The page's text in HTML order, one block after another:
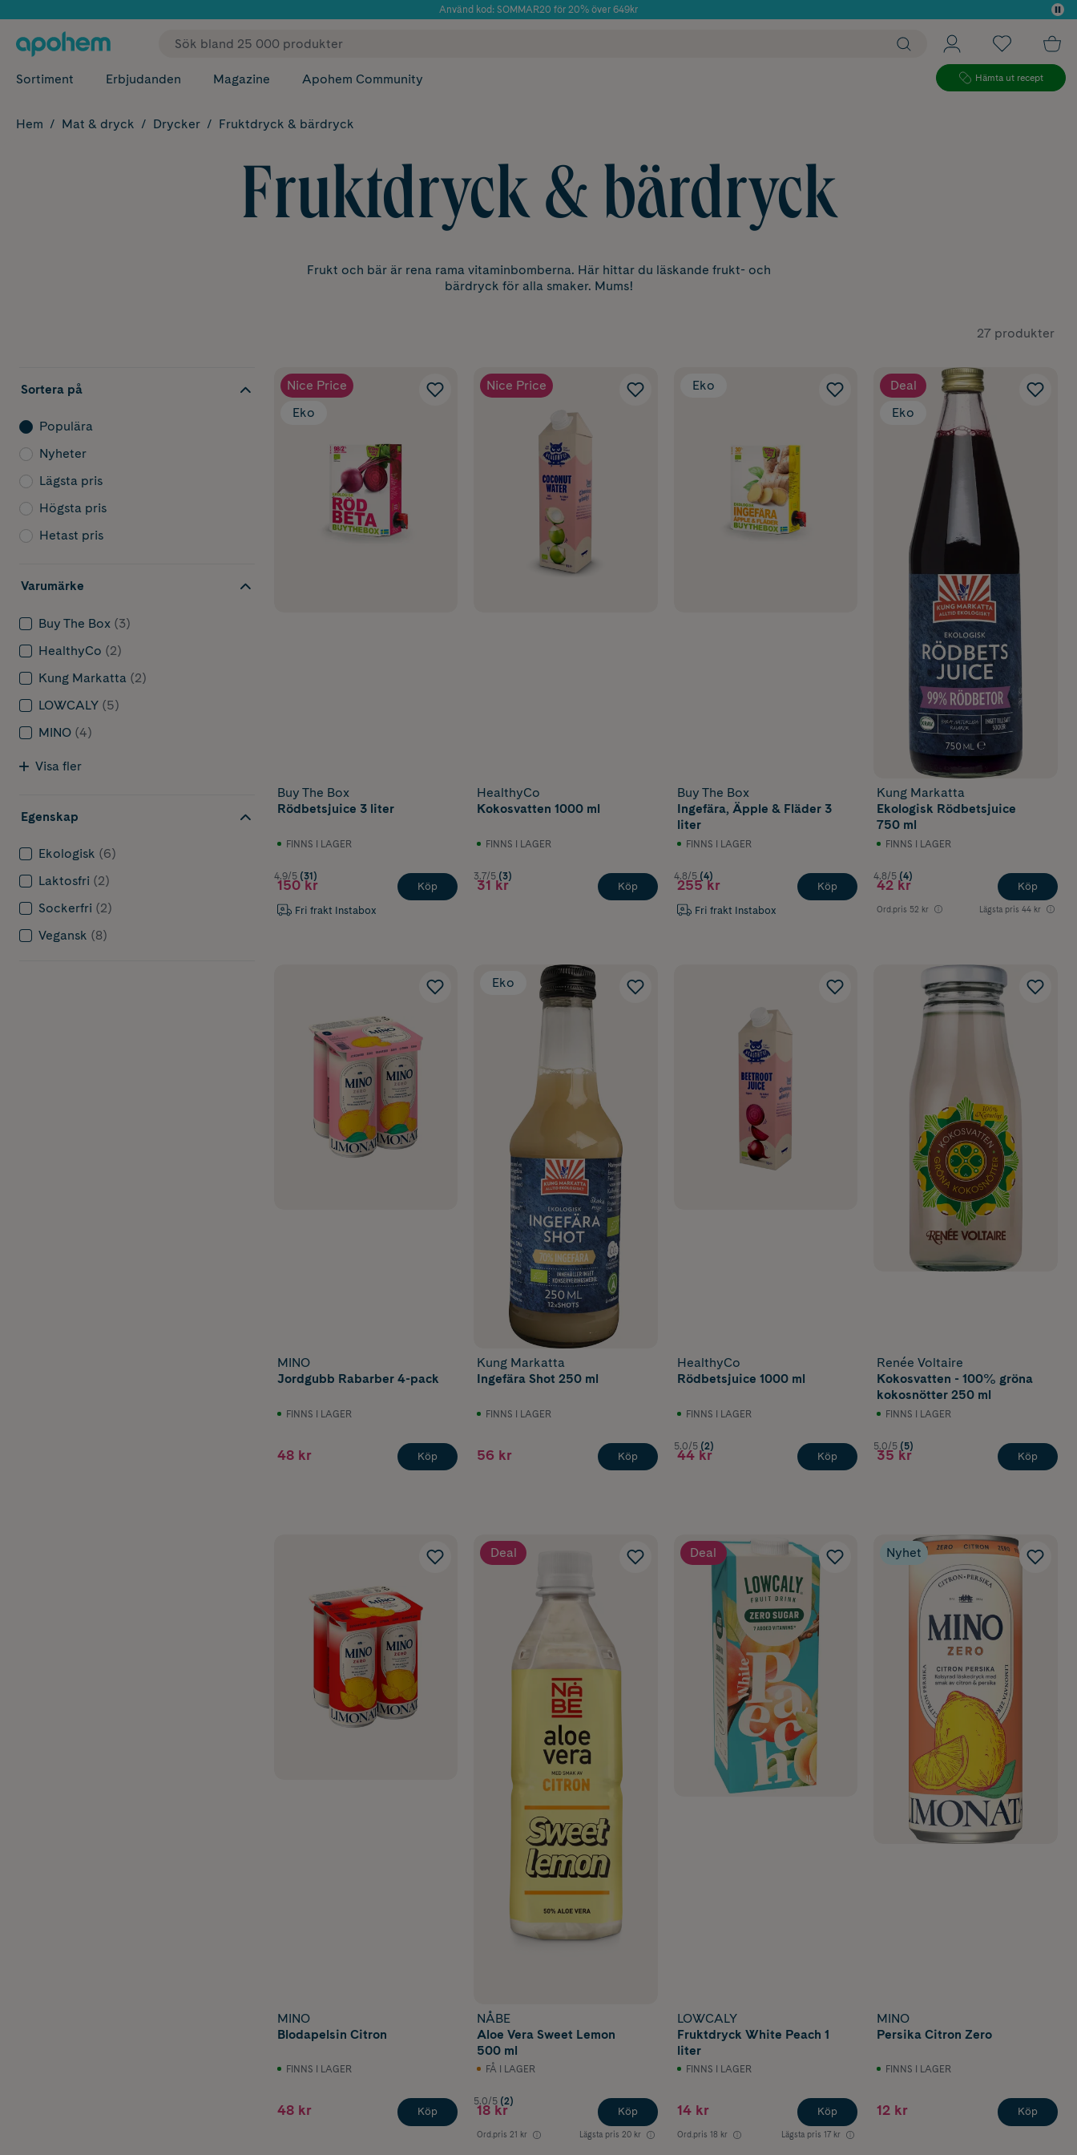
Använd kod: SOMMAR20 för 20% över 649kr
✓ Fri frakt
Sortiment Erbjudanden Magazine Apohem Community Hämta ut recept
Hem Mat & dryck Drycker Fruktdryck & bärdryck
Fruktdryck & bärdryck
Frukt och bär är rena rama vitaminbomberna. Här hittar du läskande frukt- och
bärdryck för alla smaker. Mums!
27 produkter
Sortera på
Populära
Nyheter
Lägsta pris
Högsta pris
Hetast pris
Varumärke
Buy The Box (3)
HealthyCo (2)
Kung Markatta (2)
LOWCALY (5)
MINO (4)
Visa fler
Egenskap
Ekologisk (6)
Laktosfri (2)
Sockerfri (2)
Vegansk (8)
Nice Price
Eko
Buy The Box
Rödbetsjuice 3 liter
FINNS I LAGER
4.9/5 (31)
150 kr
Fri frakt Instabox
Köp
Nice Price
HealthyCo
Kokosvatten 1000 ml
FINNS I LAGER
3.7/5 (3)
31 kr Köp
Eko
Buy The Box
Ingefära, Äpple & Fläder 3
liter
FINNS I LAGER
4.8/5 (4)
255 kr
Fri frakt Instabox
Köp
Deal
Eko
Kung Markatta
Ekologisk Rödbetsjuice
750 ml
FINNS I LAGER
4.8/5 (4)
42 kr
Ord.pris 52 kr Lägsta pris 44 kr
Köp
MINO
Jordgubb Rabarber 4-pack
FINNS I LAGER
48 kr Köp
Eko
Kung Markatta
Ingefära Shot 250 ml
FINNS I LAGER
56 kr Köp
HealthyCo
Rödbetsjuice 1000 ml
FINNS I LAGER
5.0/5 (2)
44 kr Köp
Renée Voltaire
Kokosvatten - 100% gröna
kokosnötter 250 ml
FINNS I LAGER
5.0/5 (5)
35 kr Köp
MINO
Blodapelsin Citron
FINNS I LAGER
48 kr Köp
Deal
NÅBE
Aloe Vera Sweet Lemon
500 ml
FÅ I LAGER
5.0/5 (2)
18 kr
Ord.pris 21 kr Lägsta pris 20 kr
Köp
Deal
LOWCALY
Fruktdryck White Peach 1
liter
FINNS I LAGER
14 kr
Ord.pris 18 kr Lägsta pris 17 kr
Köp
Nyhet
MINO
Persika Citron Zero
FINNS I LAGER
12 kr Köp